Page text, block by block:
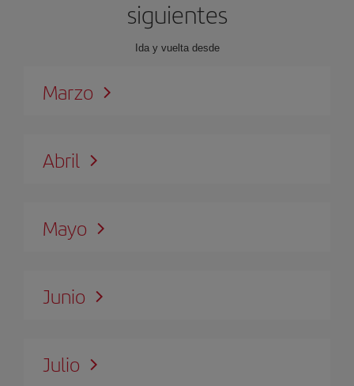
siguientes
Ida y vuelta desde
Marzo
Abril
Mayo
Junio
Julio